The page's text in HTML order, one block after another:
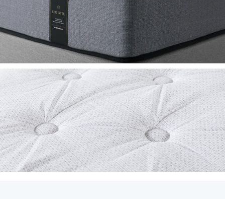
이프 하세요!